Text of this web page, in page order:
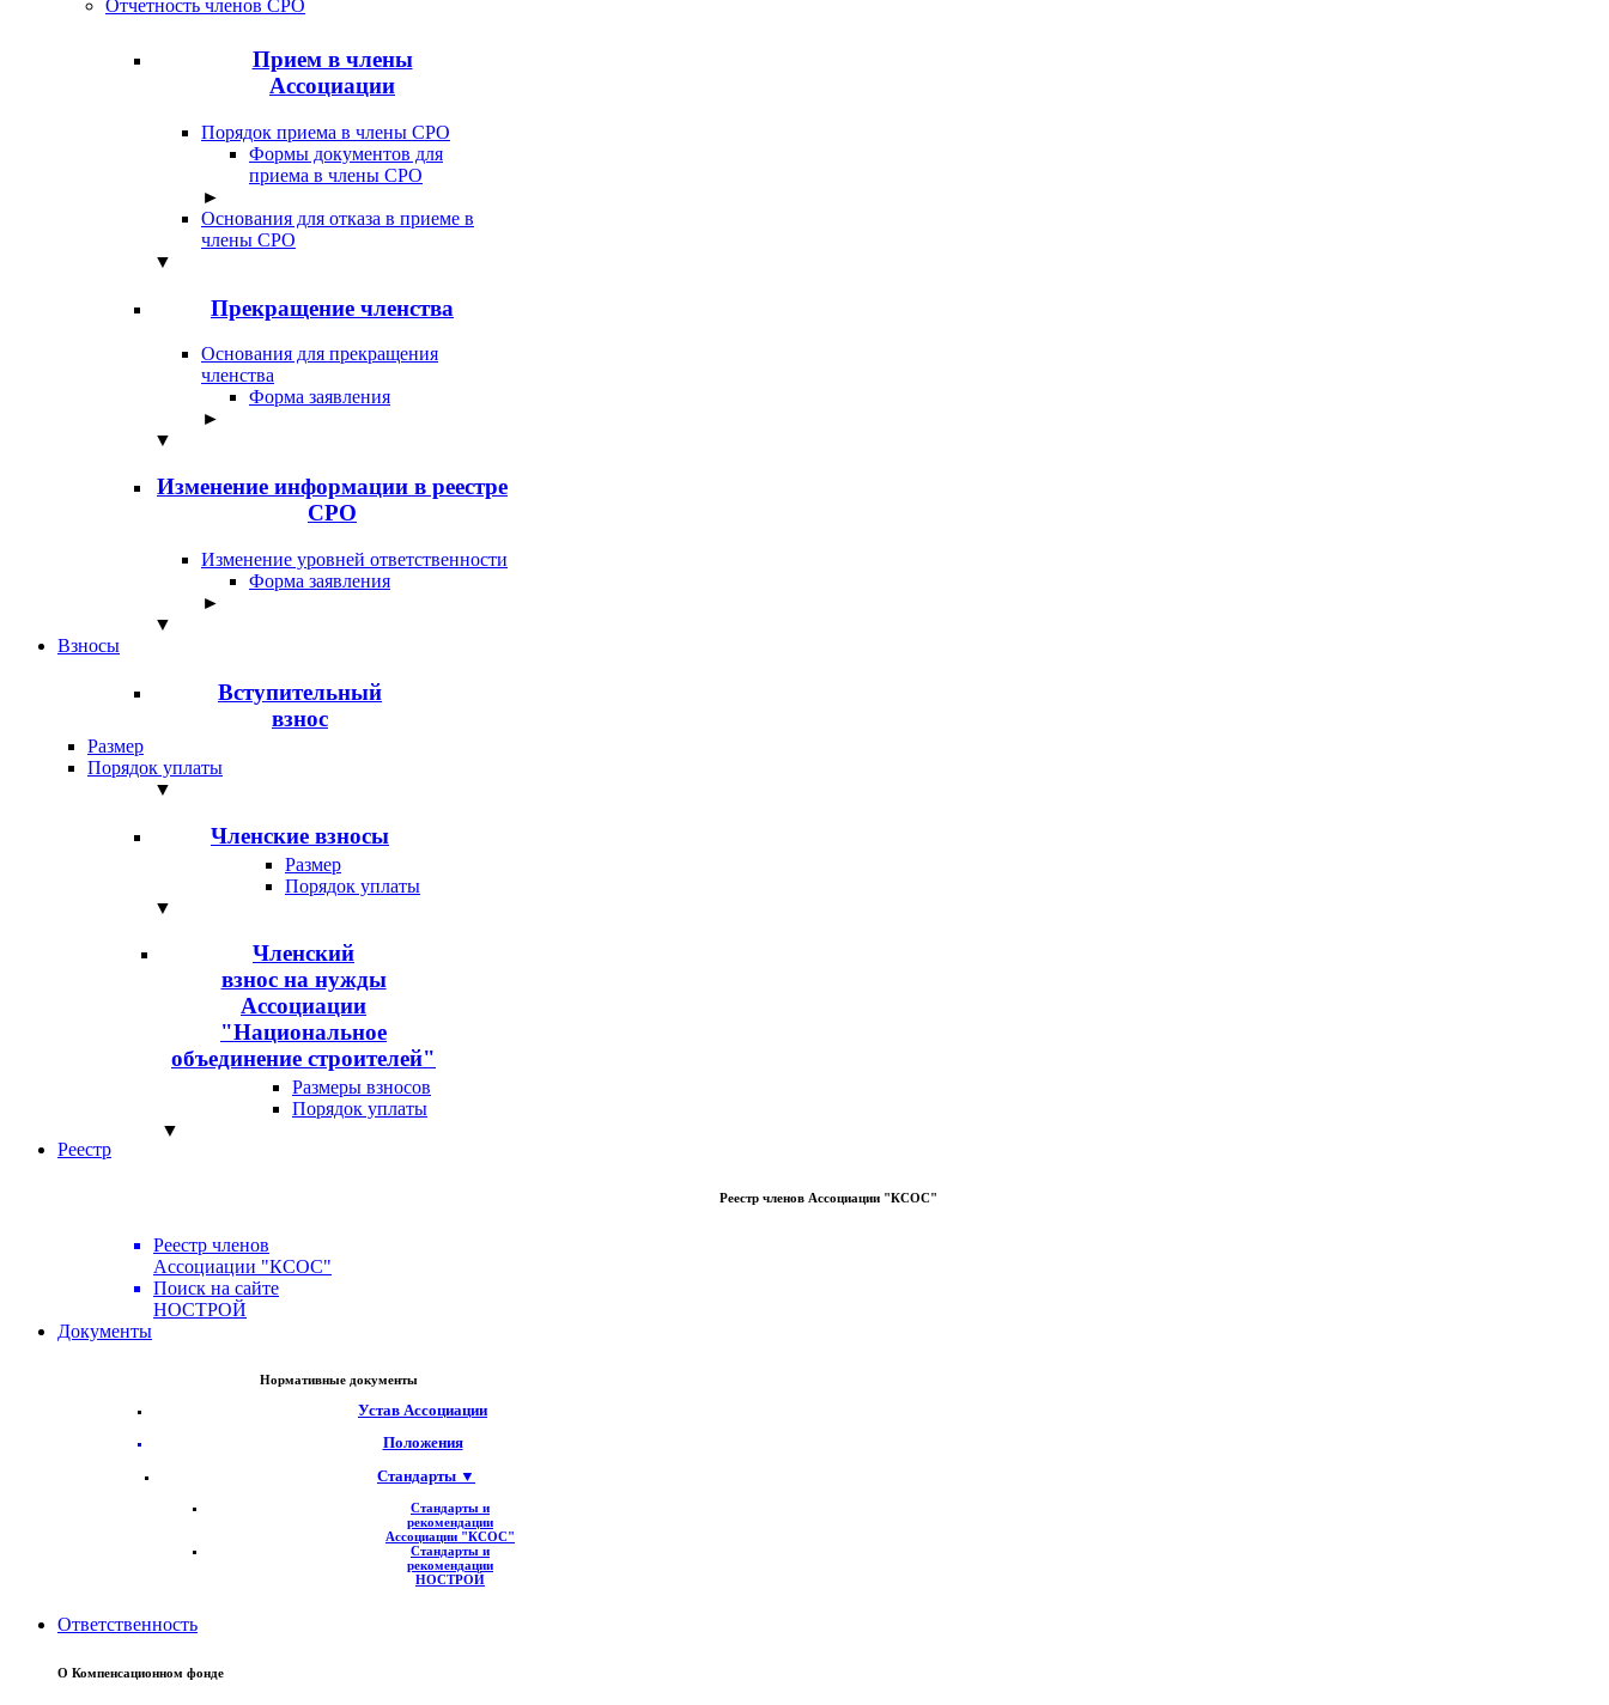
Отчетность членов СРО
Прием в члены
Ассоциации
Порядок приема в члены СРО
Формы документов для
приема в члены СРО
►
Основания для отказа в приеме в
члены СРО
▼
Прекращение членства
Основания для прекращения
членства
Форма заявления
►
▼
Изменение информации в реестре
СРО
Изменение уровней ответственности
Форма заявления
►
▼
Взносы
Вступительный
взнос
Размер
Порядок уплаты
▼
Членские взносы
Размер
Порядок уплаты
▼
Членский
взнос на нужды
Ассоциации
"Национальное
объединение строителей"
Размеры взносов
Порядок уплаты
▼
Реестр
Реестр членов Ассоциации "КСОС"
Реестр членов
Ассоциации "КСОС"
Поиск на сайте
НОСТРОЙ
Документы
Нормативные документы
Устав Ассоциации
Положения
Стандарты ▼
Стандарты и
рекомендации
Ассоциации "КСОС"
Стандарты и
рекомендации
НОСТРОЙ
Ответственность
О Компенсационном фонде